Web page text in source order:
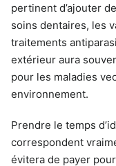
pertinent d’ajouter
soins dentaires, les
traitements
extérieur aura
pour les maladies
environnement.
Prendre le temps
correspondent
évitera de payer